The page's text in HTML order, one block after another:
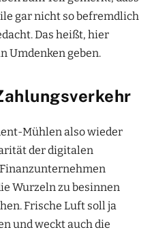
gar nicht so befremdlich
Das heißt, hier
Umdenken geben.
Mühlen also wieder
der digitalen
Wurzeln zu besinnen
Frische Luft soll ja
und weckt auch die